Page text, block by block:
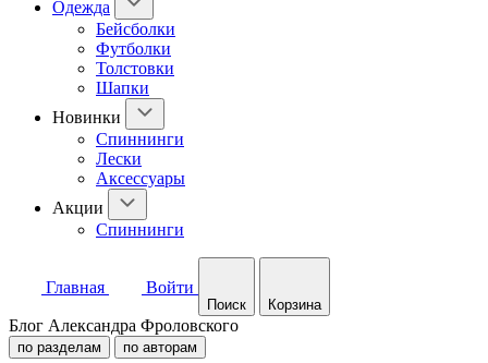
Одежда
Бейсболки
Футболки
Толстовки
Шапки
Новинки
Спиннинги
Лески
Аксессуары
Акции
Спиннинги
Главная Войти
Поиск Корзина
Блог Александра Фроловского
по разделам по авторам